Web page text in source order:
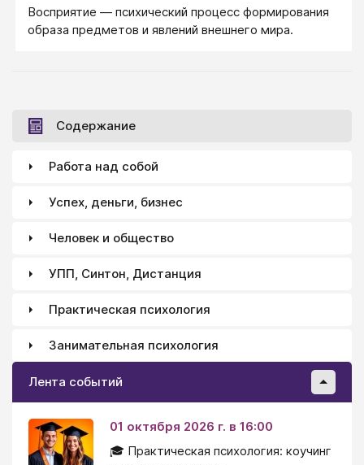
Восприятие — психический процесс формирования
образа предметов и явлений внешнего мира.
Содержание
Работа над собой
Успех, деньги, бизнес
Человек и общество
УПП, Синтон, Дистанция
Практическая психология
Занимательная психология
Лента событий
01 октября 2026 г. в 16:00
🎓 Практическая психология: коучинг